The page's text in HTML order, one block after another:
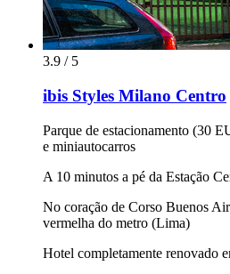
3.9 / 5
ibis Styles Milano Centro
Parque de estacionamento (30
e miniautocarros
A 10 minutos a pé da Estação
No coração de Corso Buenos
vermelha do metro (Lima)
Hotel completamente renovado